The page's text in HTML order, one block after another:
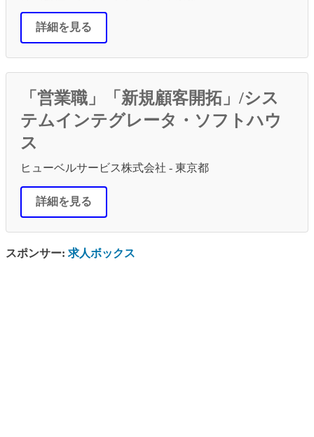
詳細を見る
「営業職」「新規顧客開拓」/シス
テムインテグレータ・ソフトハウ
ス
ヒューベルサービス株式会社 - 東京都
詳細を見る
スポンサー: 求人ボックス